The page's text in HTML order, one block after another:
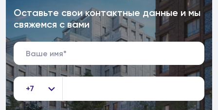
Оставьте свои контактные данные и мы
свяжемся с вами
+7